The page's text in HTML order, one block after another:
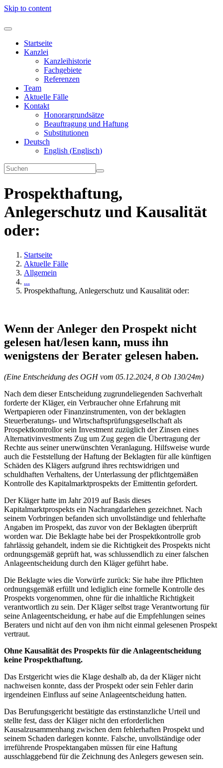
Skip to content
Startseite
Kanzlei
Kanzleihistorie
Fachgebiete
Referenzen
Team
Aktuelle Fälle
Kontakt
Honorargrundsätze
Beauftragung und Haftung
Substitutionen
Deutsch
English (Englisch)
Prospekthaftung,
Anlegerschutz und Kausalität
oder:
Startseite
Aktuelle Fälle
Allgemein
...
Prospekthaftung, Anlegerschutz und Kausalität oder:
Wenn der Anleger den Prospekt nicht
gelesen hat/lesen kann, muss ihn
wenigstens der Berater gelesen haben.
(Eine Entscheidung des OGH vom 05.12.2024, 8 Ob 130/24m)
Nach dem dieser Entscheidung zugrundeliegenden Sachverhalt
forderte der Kläger, ein Verbraucher ohne Erfahrung mit
Wertpapieren oder Finanzinstrumenten, von der beklagten
Steuerberatungs- und Wirtschaftsprüfungsgesellschaft als
Prospektkontrollor sein Investment zuzüglich der Zinsen eines
Alternativinvestments Zug um Zug gegen die Übertragung der
Rechte aus seiner unerwünschten Veranlagung. Hilfsweise wurde
auch die Feststellung der Haftung der Beklagten für alle künftigen
Schäden des Klägers aufgrund ihres rechtswidrigen und
schuldhaften Verhaltens, der Unterlassung der pflichtgemäßen
Kontrolle des Kapitalmarktprospekts der Emittentin gefordert.
Der Kläger hatte im Jahr 2019 auf Basis dieses
Kapitalmarktprospekts ein Nachrangdarlehen gezeichnet. Nach
seinem Vorbringen befanden sich unvollständige und fehlerhafte
Angaben im Prospekt, das zuvor von der Beklagten überprüft
worden war. Die Beklagte habe bei der Prospektkontrolle grob
fahrlässig gehandelt, indem sie die Richtigkeit des Prospekts nicht
ordnungsgemäß geprüft hat, was schlussendlich zu einer falschen
Anlageentscheidung durch den Kläger geführt habe.
Die Beklagte wies die Vorwürfe zurück: Sie habe ihre Pflichten
ordnungsgemäß erfüllt und lediglich eine formelle Kontrolle des
Prospekts vorgenommen, ohne für die inhaltliche Richtigkeit
verantwortlich zu sein. Der Kläger selbst trage Verantwortung für
seine Anlageentscheidung, er habe auf die Empfehlungen seines
Beraters und nicht auf den von ihm nicht einmal gelesenen Prospekt
vertraut.
Ohne Kausalität des Prospekts für die Anlageentscheidung
keine Prospekthaftung.
Das Erstgericht wies die Klage deshalb ab, da der Kläger nicht
nachweisen konnte, dass der Prospekt oder sein Fehler darin
irgendeinen Einfluss auf seine Anlageentscheidung hatten.
Das Berufungsgericht bestätigte das erstinstanzliche Urteil und
stellte fest, dass der Kläger nicht den erforderlichen
Kausalzusammenhang zwischen dem fehlerhaften Prospekt und
seinem Schaden darlegen konnte. Falsche, unvollständige oder
irreführende Prospektangaben müssen für eine Haftung
ausschlaggebend für die Zeichnung des Anlegers gewesen sein.